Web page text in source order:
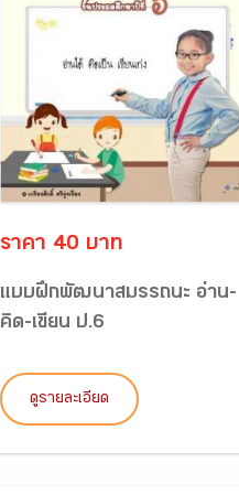
ราคา 40 บาท
แบบฝึกพัฒนาสมรรถนะ อ่าน-
คิด-เขียน ป.6
ดูรายละเอียด